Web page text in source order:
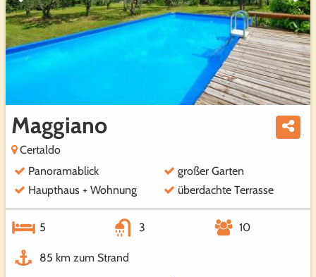
Maggiano
Certaldo
Panoramablick
großer Garten
Haupthaus + Wohnung
überdachte Terrasse
5 3 10
85 km zum Strand